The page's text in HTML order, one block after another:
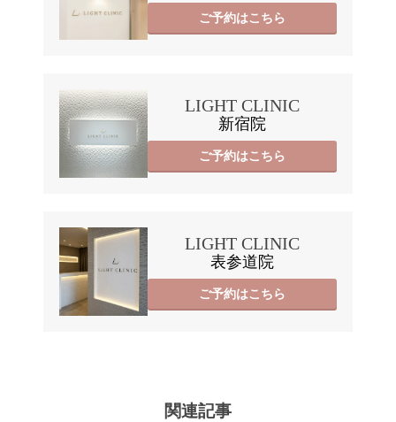
ご予約はこちら
LIGHT CLINIC
新宿院
ご予約はこちら
LIGHT CLINIC
表参道院
ご予約はこちら
関連記事